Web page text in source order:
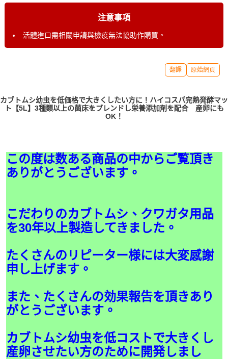
注意事項
活體進口需相關申請與檢疫無法協助作購買。
翻譯 原始網頁
カブトムシ幼虫を低価格で大きくしたい方に！ハイコスパ完熟発酵マッ
ト【5L】3種類以上の菌床をブレンドし栄養添加剤を配合 産卵にも
OK！
この度は数ある商品の中からご覧頂き
ありがとうございます。
こだわりのカブトムシ、クワガタ用品
を30年以上製造してきました。
たくさんのリピーター様には大変感謝
申し上げます。
また、たくさんの効果報告を頂きあり
がとうございます。
カブトムシ幼虫を低コストで大きくし
産卵させたい方のために開発しまし